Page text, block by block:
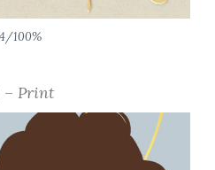
100%
– Print